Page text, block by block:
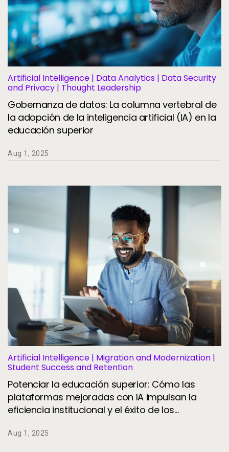
Artificial Intelligence | Data Analytics | Data Security
and Privacy | Thought Leadership
Gobernanza de datos: La columna vertebral de
la adopción de la inteligencia artificial (IA) en la
educación superior
Aug 1, 2025
Artificial Intelligence | Migration and Modernization |
Student Success and Retention
Potenciar la educación superior: Cómo las
plataformas mejoradas con IA impulsan la
eficiencia institucional y el éxito de los
Aug 1, 2025